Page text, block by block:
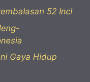
52 Inci
Gaya Hidup